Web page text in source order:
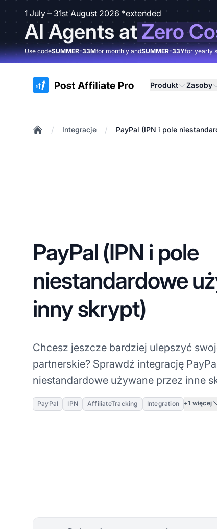
1 July – 31st August 2026 *extended
AI Agents atZero
Use codeSUMMER-33Mfor monthly andSUMMER-33Yfor yearly
:site.title Produkt Zasoby
/ Integracje / PayPal (IPN i pole
PayPal (IPN i pole
niestandardowe
inny skrypt)
Chcesz jeszcze bardziej ulepszyć
partnerskie? Sprawdź integrację
niestandardowe używane przez inne
PayPal IPN AffiliateTracking Integration +1 więcej